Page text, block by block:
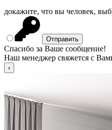
докажите, что вы человек,
Спасибо за Ваше сообщение!
Наш менеджер свяжется с